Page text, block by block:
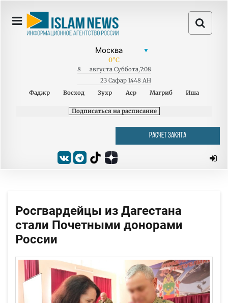
0°C
8 августа Суббота,7:08
23 Сафар 1448 AH
Фаджр
Восход Зухр Аср Магриб Иша
Подписаться на расписание
РАСЧЁТ ЗАКЯТА
Росгвардейцы из Дагестана
стали Почетными донорами
России